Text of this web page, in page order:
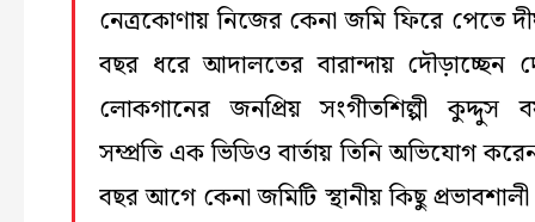
নেত্রকোণায় নিজের কেনা জমি ফিরে পেতে
বছর ধরে আদালতের বারান্দায় দৌড়াচ্ছেন
লোকগানের জনপ্রিয় সংগীতশিল্পী কুদ্দুস
সম্প্রতি এক ভিডিও বার্তায় তিনি অভিযোগ
বছর আগে কেনা জমিটি স্থানীয় কিছু